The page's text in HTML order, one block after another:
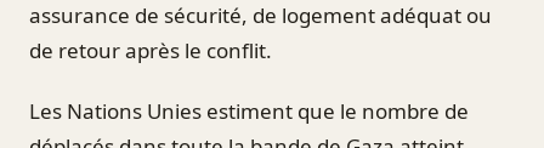
assurance de sécurité, de logement adéquat ou
de retour après le conflit.
Les Nations Unies estiment que le nombre de